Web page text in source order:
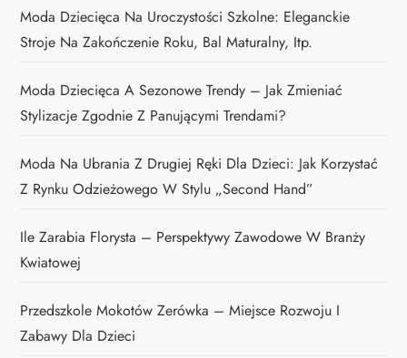
Moda Dziecięca Na Uroczystości Szkolne: Eleganckie
Stroje Na Zakończenie Roku, Bal Maturalny, Itp.
Moda Dziecięca A Sezonowe Trendy – Jak Zmieniać
Stylizacje Zgodnie Z Panującymi Trendami?
Moda Na Ubrania Z Drugiej Ręki Dla Dzieci: Jak Korzystać
Z Rynku Odzieżowego W Stylu „second Hand”
Ile Zarabia Florysta – Perspektywy Zawodowe W Branży
Kwiatowej
Przedszkole Mokotów Zerówka – Miejsce Rozwoju I
Zabawy Dla Dzieci